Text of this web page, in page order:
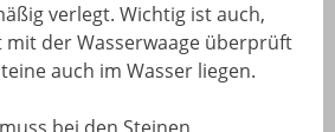
verlegt. Wichtig ist auch,
mit der Wasserwaage überprüft
auch im Wasser liegen.